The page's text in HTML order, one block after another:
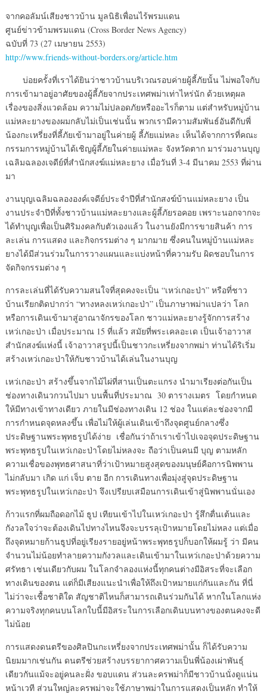
จากคอลัมน์เสียงชาวบ้าน มูลนิธิเพื่อนไร้พรมแดน
ศูนย์ข่าวข้ามพรมแดน (Cross Border News Agency)
ฉบับที่ 73 (27 เมษายน 2553)
http://www.friends-without-borders.org/article.htm
บ่อยครั้งที่เราได้ยินว่าชาวบ้านบริเวณรอบค่ายผู้ลี้ภัยนั้น ไม่พอใจกับ
การเข้ามาอยู่อาศัยของผู้ลี้ภัยจากประเทศพม่าเท่าไหร่นัก ด้วยเหตุผล
เรื่องของสิ่งแวดล้อม ความไม่ปลอดภัยหรืออะไรก็ตาม แต่สำหรับหมู่บ้าน
แม่หละยางของผมกลับไม่เป็นเช่นนั้น พวกเรามีความสัมพันธ์อันดีกับพี่
น้องกะเหรี่ยงที่ลี้ภัยเข้ามาอยู่ในค่ายผู้ ลี้ภัยแม่หละ เห็นได้จากการที่คณะ
กรรมการหมู่บ้านได้เชิญผู้ลี้ภัยในค่ายแม่หละ จังหวัดตาก มาร่วมงานบุญ
เฉลิมฉลองเจดีย์ที่สำนักสงฆ์แม่หละยาง เมื่อวันที่ 3-4 มีนาคม 2553 ที่ผ่าน
มา
งานบุญเฉลิมฉลององค์เจดีย์ประจำปีที่สำนักสงฆ์บ้านแม่หละยาง เป็น
งานประจำปีที่ทั้งชาวบ้านแม่หละยางและผู้ลี้ภัยรอคอย เพราะนอกจากจะ
ได้ทำบุญเพื่อเป็นศิริมงคลกับตัวเองแล้ว ในงานยังมีการขายสินค้า การ
ละเล่น การแสดง และกิจกรรมต่าง ๆ มากมาย ซึ่งคนในหมู่บ้านแม่หละ
ยางได้มีส่วนร่วมในการวางแผนและแบ่งหน้าที่ความรับ ผิดชอบในการ
จัดกิจกรรมต่าง ๆ
การละเล่นที่ได้รับความสนใจที่สุดคงจะเป็น “เหว่เกอะป่า” หรือที่ชาว
บ้านเรียกติดปากว่า “ทางหลงเหว่เกอะป่า” เป็นภาษาพม่าแปลว่า โลก
หรือการเดินเข้ามาสู่อาณาจักรของโลก ชาวแม่หละยางรู้จักการสร้าง
เหว่เกอะป่า เมื่อประมาณ 15 ที่แล้ว สมัยที่พระเคลอะเด เป็นเจ้าอาวาส
สำนักสงฆ์แห่งนี้ เจ้าอาวาสรูปนี้เป็นชาวกะเหรี่ยงจากพม่า ท่านได้ริเริ่ม
สร้างเหว่เกอะป่าให้กับชาวบ้านได้เล่นในงานบุญ
เหว่เกอะป่า สร้างขึ้นจากไม้ไผ่ที่สานเป็นตะแกรง นำมาเรียงต่อกันเป็น
ช่องทางเดินวกวนไปมา บนพื้นที่ประมาณ 30 ตารางเมตร โดยกำหนด
ให้มีทางเข้าทางเดียว ภายในมีช่องทางเดิน 12 ช่อง ในแต่ละช่องจากมี
การกำหนดจุดหลงขึ้น เพื่อไม่ให้ผู้เล่นเดินเข้าถึงจุดศูนย์กลางซึ่ง
ประดิษฐานพระพุทธรูปได้ง่าย เชื่อกันว่าถ้าเราเข้าไปเจอจุดประดิษฐาน
พระพุทธรูปในเหว่เกอะป่าโดยไม่หลงจะ ถือว่าเป็นคนมี บุญ ตามหลัก
ความเชื่อของพุทธศาสนาที่ว่าเป้าหมายสูงสุดของมนุษย์คือการนิพพาน
ไม่กลับมา เกิด แก่ เจ็บ ตาย อีก การเดินทางเพื่อมุ่งสู่จุดประดิษฐาน
พระพุทธรูปในเหว่เกอะป่า จึงเปรียบเสมือนการเดินเข้าสู่นิพพานนั่นเอง
ก้าวแรกที่ผมถือดอกไม้ ธูป เทียนเข้าไปในเหว่เกอะป่า รู้สึกตื่นเต้นและ
กังวลใจว่าจะต้องเดินไปทางไหนจึงจะบรรลุเป้าหมายโดยไม่หลง แต่เมื่อ
ถึงจุดหมายก้านธูปที่อยู่เรียงรายอยู่หน้าพระพุทธรูปก็บอกให้ผมรู้ ว่า มีคน
จำนวนไม่น้อยทำลายความกังวลและเดินเข้ามาในเหว่เกอะป่าด้วยความ
ศรัทธา เช่นเดียวกับผม ในโลกจำลองแห่งนี้ทุกคนต่างมีอิสระที่จะเลือก
ทางเดินของตน แต่ก็มีเสียงแนะนำเพื่อให้ถึงเป้าหมายแก่กันและกัน ที่นี่
ไม่ว่าจะเชื้อชาติใด สัญชาติไหนก็สามารถเดินร่วมกันได้ หากในโลกแห่ง
ความจริงทุกคนบนโลกใบนี้มีอิสระในการเลือกเดินบนทางของตนคงจะดี
ไม่น้อย
การแสดงดนตรีของศิลปินกะเหรี่ยงจากประเทศพม่านั้น ก็ได้รับความ
นิยมมากเช่นกัน ดนตรีช่วยสร้างบรรยากาศความเป็นพี่น้องเผ่าพันธุ์
เดียวกันแม้จะอยู่คนละฝั่ง ขอบแดน ส่วนละครพม่าก็มีชาวบ้านนั่งดูแน่น
หน้าเวที ส่วนใหญ่ละครพม่าจะใช้ภาษาพม่าในการแสดงเป็นหลัก ทำให้